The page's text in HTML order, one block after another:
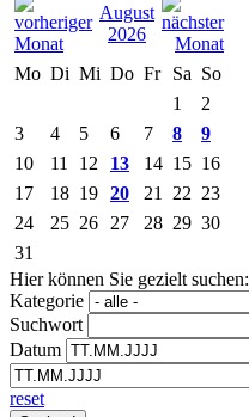
August
2026
Mo Di Mi Do Fr Sa So
1
2
3
4 5 6 7 8
9
10
11 12 13 14 15 16
17
18 19 20 21 22 23
24
25 26 27 28 29 30
31
Hier können Sie gezielt suchen:
Kategorie
Suchwort
Datum
reset